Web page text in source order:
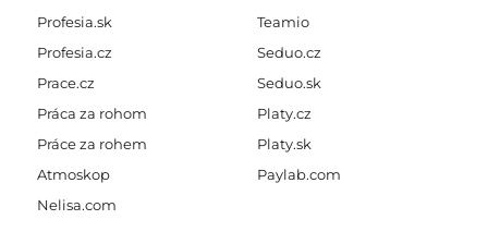
Profesia.sk
Profesia.cz
Prace.cz
Práca za rohom
Práce za rohem
Atmoskop
Nelisa.com
Teamio
Seduo.cz
Seduo.sk
Platy.cz
Platy.sk
Paylab.com